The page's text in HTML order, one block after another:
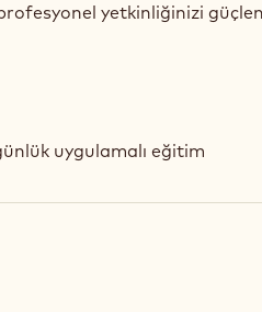
yetkinliğinizi
uygulamalı eğitim